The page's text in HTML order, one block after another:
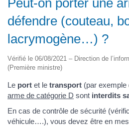
défendre (couteau,
lacrymogène…) ?
Vérifié le 06/08/2021 – Direction de
(Première ministre)
Le port et le transport (par exemple
arme de catégorie D sont interdits
En cas de contrôle de sécurité
véhicule….), vous devez être en